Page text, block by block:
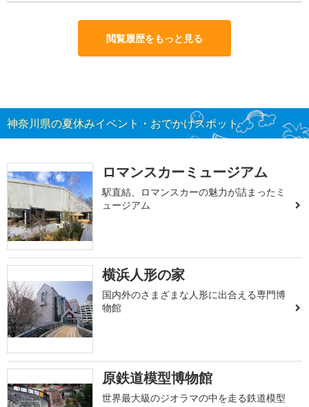
閲覧履歴をもっと見る
神奈川県の夏休みイベント・おでかけスポット
ロマンスカーミュージアム
駅直結、ロマンスカーの魅力が詰まったミ
ュージアム
横浜人形の家
国内外のさまざまな人形に出合える専門博
物館
原鉄道模型博物館
世界最大級のジオラマの中を走る鉄道模型